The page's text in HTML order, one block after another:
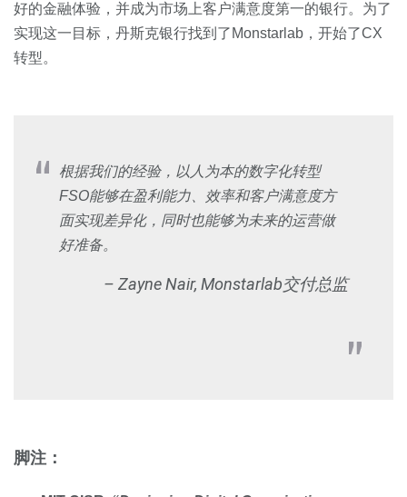
好的金融体验，并成为市场上客户满意度第一的银行。为了
实现这一目标，丹斯克银行找到了Monstarlab，开始了CX
转型。
根据我们的经验，以人为本的数字化转型
FSO能够在盈利能力、效率和客户满意度方
面实现差异化，同时也能够为未来的运营做
好准备。
– Zayne Nair, Monstarlab交付总监
脚注：